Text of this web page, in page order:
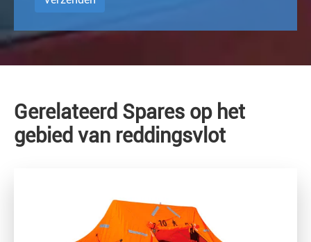
Gerelateerd Spares op het
gebied van reddingsvlot